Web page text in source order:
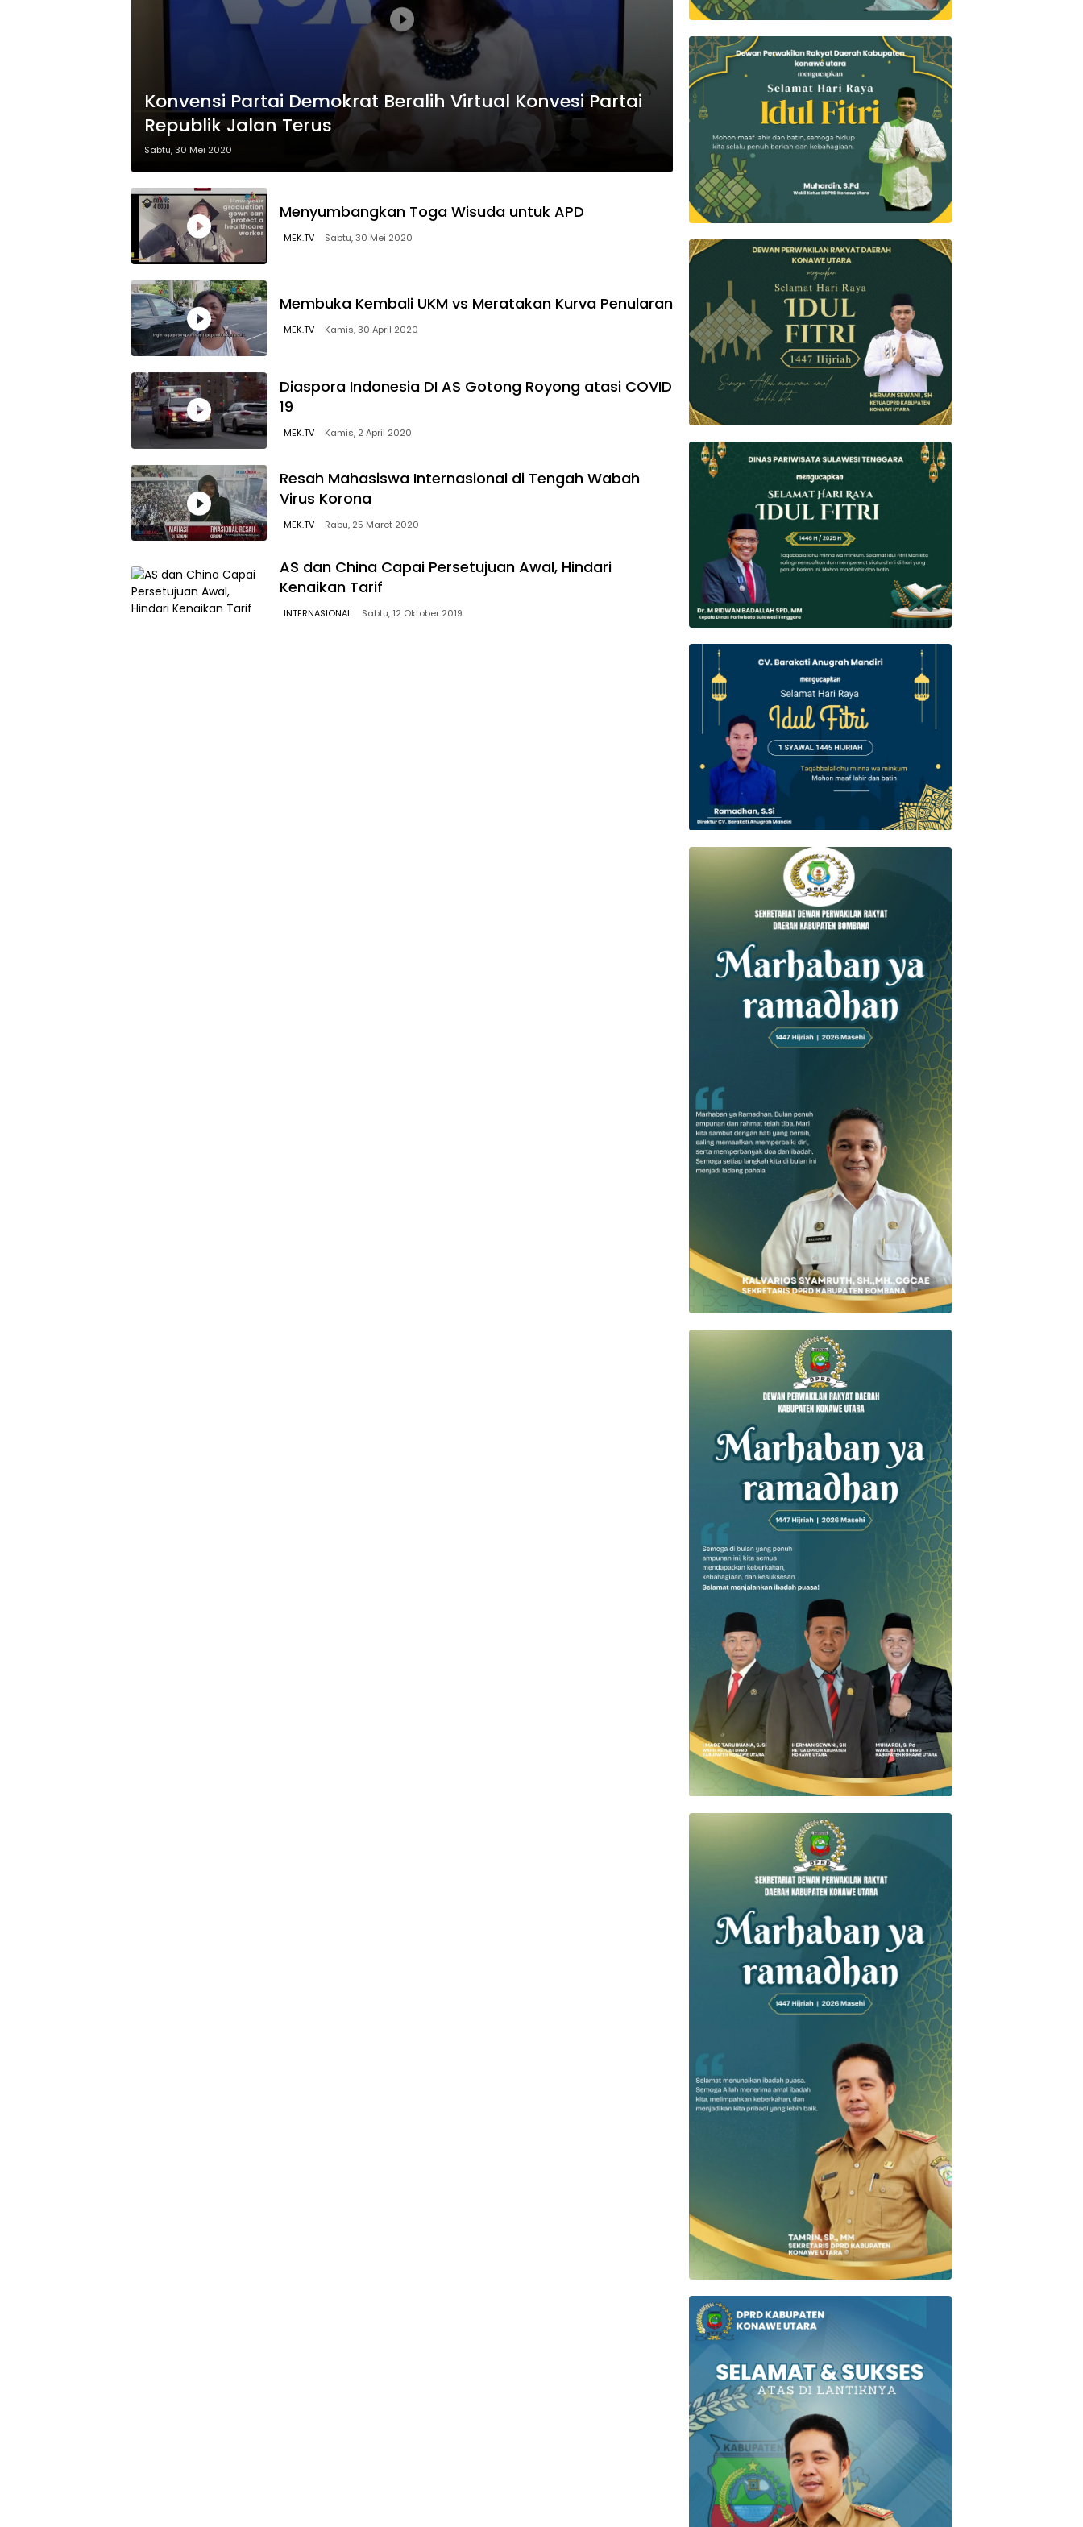
Konvensi Partai Demokrat Beralih Virtual Konvesi Partai
Republik Jalan Terus
Sabtu, 30 Mei 2020
Menyumbangkan Toga Wisuda untuk APD
MEK.TV Sabtu, 30 Mei 2020
Membuka Kembali UKM vs Meratakan Kurva Penularan
MEK.TV Kamis, 30 April 2020
Diaspora Indonesia DI AS Gotong Royong atasi COVID
19
MEK.TV Kamis, 2 April 2020
Resah Mahasiswa Internasional di Tengah Wabah
Virus Korona
MEK.TV Rabu, 25 Maret 2020
AS dan China Capai Persetujuan Awal, Hindari
Kenaikan Tarif
INTERNASIONAL Sabtu, 12 Oktober 2019